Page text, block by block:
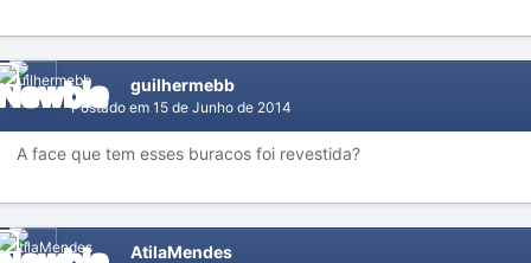
guilhermebb
Postado em 15 de Junho de 2014
A face que tem esses buracos foi revestida?
AtilaMendes